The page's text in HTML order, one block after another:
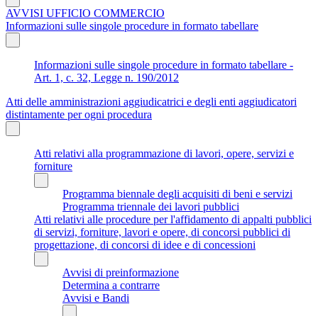
AVVISI UFFICIO COMMERCIO
Informazioni sulle singole procedure in formato tabellare
Informazioni sulle singole procedure in formato tabellare -
Art. 1, c. 32, Legge n. 190/2012
Atti delle amministrazioni aggiudicatrici e degli enti aggiudicatori
distintamente per ogni procedura
Atti relativi alla programmazione di lavori, opere, servizi e
forniture
Programma biennale degli acquisiti di beni e servizi
Programma triennale dei lavori pubblici
Atti relativi alle procedure per l'affidamento di appalti pubblici
di servizi, forniture, lavori e opere, di concorsi pubblici di
progettazione, di concorsi di idee e di concessioni
Avvisi di preinformazione
Determina a contrarre
Avvisi e Bandi